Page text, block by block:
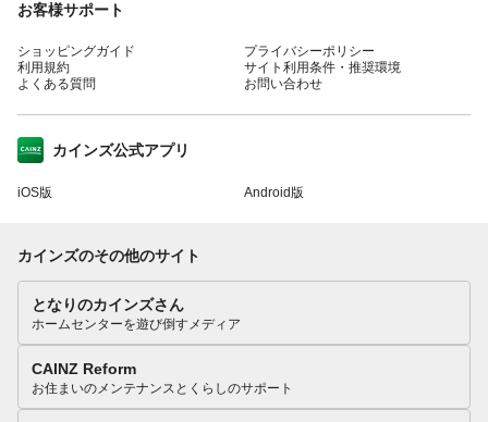
お客様サポート
ショッピングガイド
利用規約
よくある質問
プライバシーポリシー
サイト利用条件・推奨環境
お問い合わせ
カインズ公式アプリ
iOS版 Android版
カインズのその他のサイト
となりのカインズさん
ホームセンターを遊び倒すメディア
CAINZ Reform
お住まいのメンテナンスとくらしのサポート